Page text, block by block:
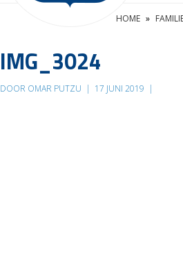
HOME »
IMG_3024
DOOR OMAR PUTZU | 17 JUNI 2019 |